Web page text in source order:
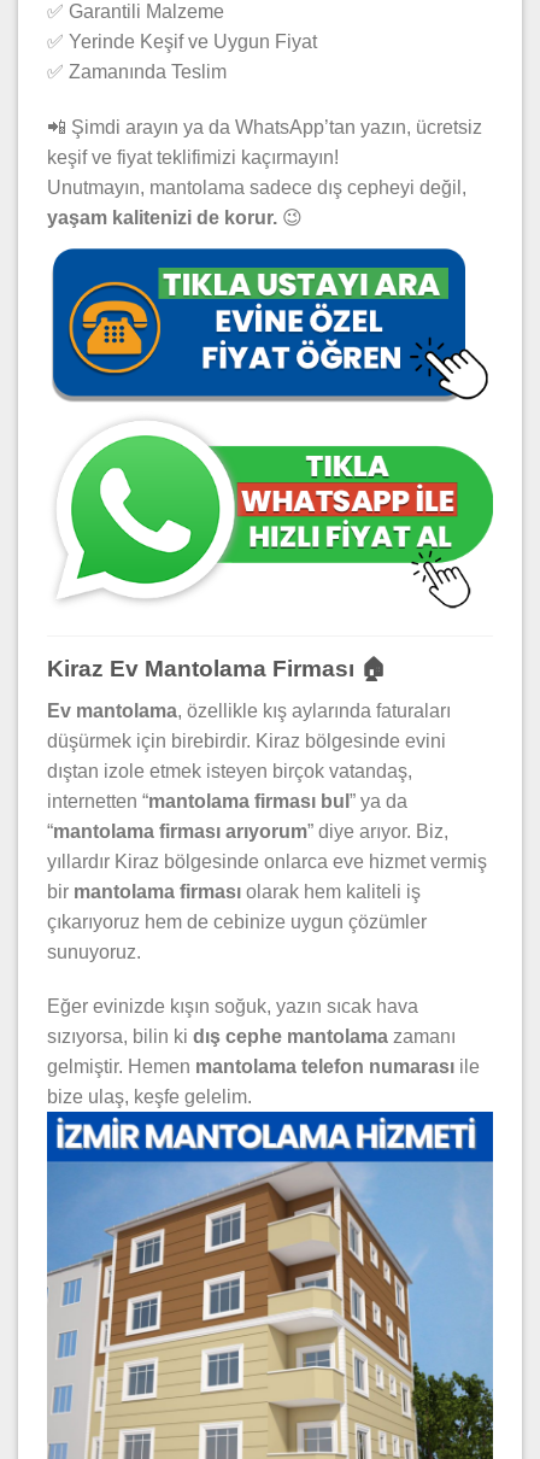
✅ Garantili Malzeme
✅ Yerinde Keşif ve Uygun Fiyat
✅ Zamanında Teslim
📲 Şimdi arayın ya da WhatsApp’tan yazın, ücretsiz
keşif ve fiyat teklifimizi kaçırmayın!
Unutmayın, mantolama sadece dış cepheyi değil,
yaşam kalitenizi de korur. 😉
Kiraz Ev Mantolama Firması 🏠
Ev mantolama, özellikle kış aylarında faturaları
düşürmek için birebirdir. Kiraz bölgesinde evini
dıştan izole etmek isteyen birçok vatandaş,
internetten “mantolama firması bul ” ya da
“mantolama firması arıyorum” diye arıyor. Biz,
yıllardır Kiraz bölgesinde onlarca eve hizmet vermiş
bir mantolama firması olarak hem kaliteli iş
çıkarıyoruz hem de cebinize uygun çözümler
sunuyoruz.
Eğer evinizde kışın soğuk, yazın sıcak hava
sızıyorsa, bilin ki dış cephe mantolama zamanı
gelmiştir. Hemen mantolama telefon numarası ile
bize ulaş, keşfe gelelim.